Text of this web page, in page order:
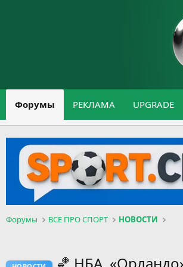
Форумы РЕКЛАМА UPGRADE
Форумы ВСЕ ПРО СПОРТ НОВОСТИ